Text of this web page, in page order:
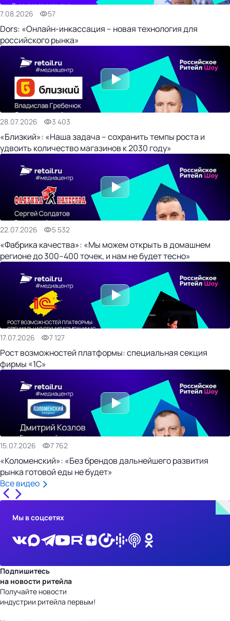
7.08.2026 57
Dors: «Онлайн-инкассация – новая технология для
российского рынка»
28.07.2026 3 403
«Близкий»: «Наша задача – сохранить темпы роста и
удвоить количество магазинов к 2030 году»
22.07.2026 5 532
«Фабрика качества»: «Мы можем открыть в домашнем
регионе до 300–400 точек, и нам не будет тесно»
17.07.2026 7 127
Рост возможностей платформы: специальная секция
фирмы «1С»
15.07.2026 7 762
«Коломенский»: «Без брендов дальнейшего развития
рынка готовой еды не будет»
Все видео
Мы в соцсетях
Подпишитесь
на новости ритейла
Получайте новости
индустрии ритейла первым!